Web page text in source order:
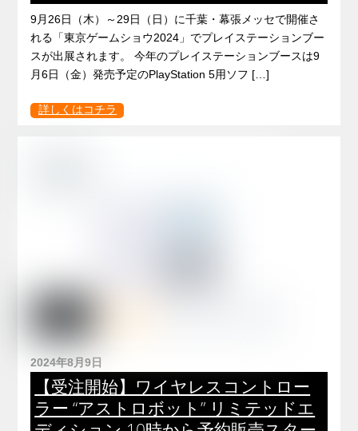
9月26日（木）～29日（日）に千葉・幕張メッセで開催さ
れる「東京ゲームショウ2024」でプレイステーションブー
スが出展されます。 今年のプレイステーションブースは9
月6日（金）発売予定のPlayStation 5用ソフ […]
詳しくはコチラ
2024年8月9日
【受注開始】ワイヤレスコントロー
ラー “アストロボット” リミテッドエ